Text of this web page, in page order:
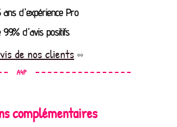
ans d'expérience Pro
99% d'avis positifs
de nos clients
A4P
complémentaires